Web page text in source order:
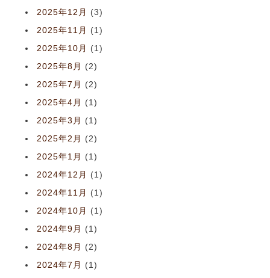
2025年12月
(3)
2025年11月
(1)
2025年10月
(1)
2025年8月
(2)
2025年7月
(2)
2025年4月
(1)
2025年3月
(1)
2025年2月
(2)
2025年1月
(1)
2024年12月
(1)
2024年11月
(1)
2024年10月
(1)
2024年9月
(1)
2024年8月
(2)
2024年7月
(1)